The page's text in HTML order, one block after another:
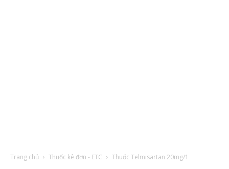
Trang chủ Thuốc kê đơn - ETC Thuốc Telmisartan 20mg/1